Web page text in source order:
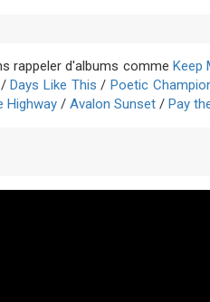
rappeler d'albums comme Keep
/Days Like This /Poetic
Highway / Avalon Sunset / Pay